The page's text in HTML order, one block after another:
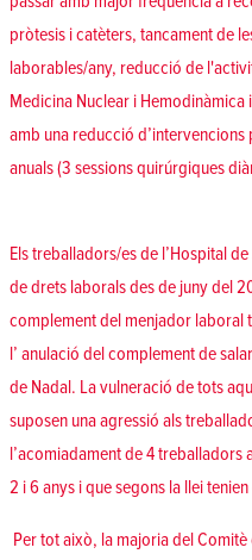
pròtesis i catèters, tancament de
laborables/any, reducció de
Medicina Nuclear i
amb una reducció
anuals (3 sessions quirúrgiques
Els treballadors/es de l’Hospital
de drets laborals des de juny del
complement del menjador laboral
l’ anulació del complement de
de Nadal. La vulneració de tots
suposen una agressió als
l’acomiadament de 4 treballadors
2 i 6 anys i que segons la llei
Per tot això, la majoria del Comitè